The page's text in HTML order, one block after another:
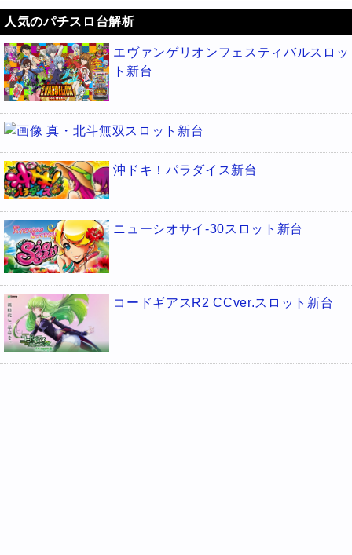
人気のパチスロ台解析
エヴァンゲリオンフェスティバルスロッ
ト新台
真・北斗無双スロット新台
沖ドキ！パラダイス新台
ニューシオサイ-30スロット新台
コードギアスR2 CCver.スロット新台